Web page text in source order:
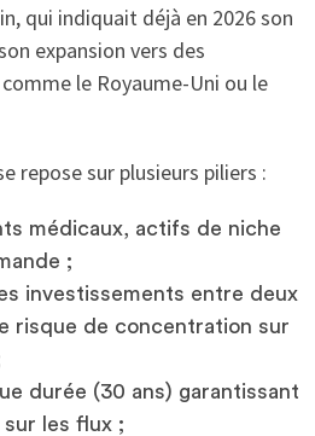
qui indiquait déjà en 2026 son
expansion vers des
le Royaume-Uni ou le
repose sur plusieurs piliers :
médicaux, actifs de niche
;
investissements entre deux
risque de concentration sur
durée (30 ans) garantissant
les flux ;